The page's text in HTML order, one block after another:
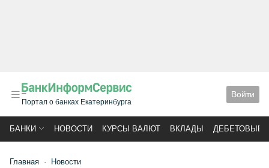
Портал о банках Екатеринбурга
Войти
БАНКИ НОВОСТИ КУРСЫ ВАЛЮТ ВКЛАДЫ ДЕБЕТОВЫЕ
Главная Новости